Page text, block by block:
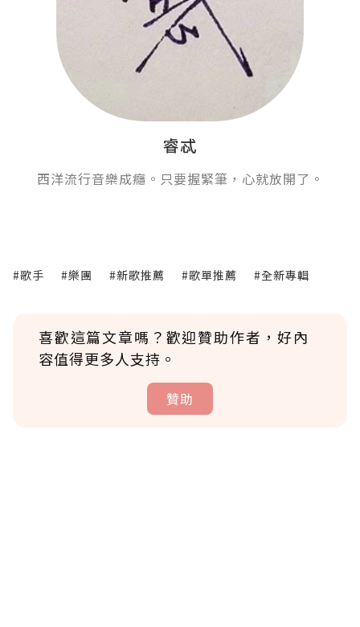
睿忒
西洋流行音樂成癮。只要握緊筆，心就放開了。
#歌手 #樂團 #新歌推薦 #歌單推薦 #全新專輯
喜歡這篇文章嗎？歡迎贊助作者，好內
容值得更多人支持。
贊助